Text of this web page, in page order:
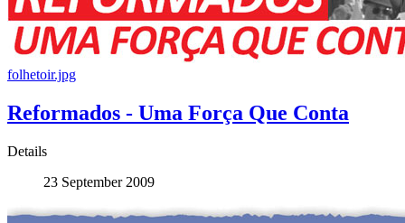
folhetoir.jpg
Reformados - Uma Força Que Conta
Details
23 September 2009